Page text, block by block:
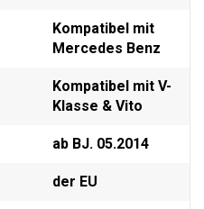
Kompatibel mit
Mercedes Benz
Kompatibel mit V-
Klasse & Vito
ab BJ. 05.2014
der EU